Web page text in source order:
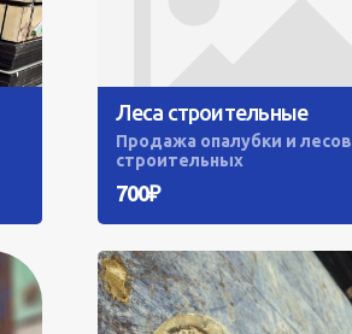
Леса строительные
Продажа опалубки и лесов
строительных
700₽